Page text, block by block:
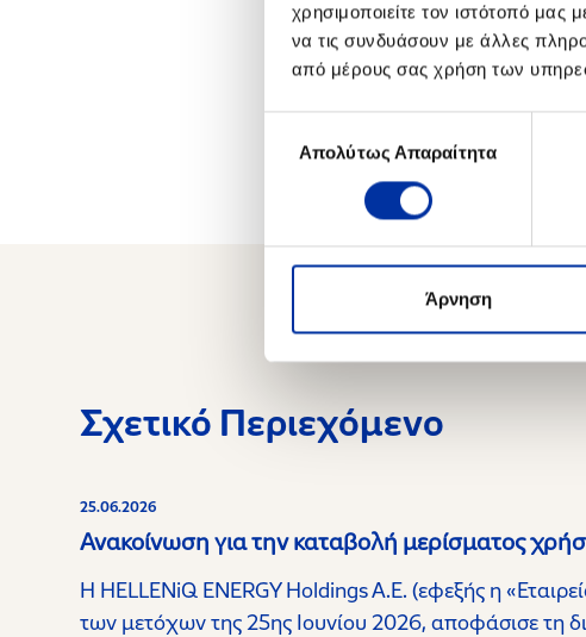
χρησιμοποιείτε τον ιστότοπό
να τις συνδυάσουν με άλλες
από μέρους σας χρήση των
συγκατάθεσης
Απολύτως Απαραίτητα
Άρνηση
και ώρες (τηλ. 210-
Σχετικό Περιεχόμενο
25.06.2026
Ανακοίνωση για την καταβολή μερίσματος
Η HELLENiQ ENERGY Holdings A.E. (εφεξής η
των μετόχων της 25ης Ιουνίου 2026, αποφάσισε τη